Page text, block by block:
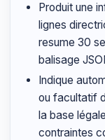
Produit une
lignes
resume 30
balisage
Indique
ou facultatif
la base
contraintes